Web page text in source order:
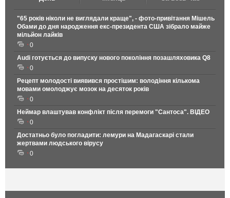
"65 років ніколи не виглядали краще", - фото-привітання Мішель
Обами до дня народження екс-президента США зібрало майже
мільйон лайків
0
Audi готується до випуску нового покоління позашляховика Q8
0
Рецепт молодості виявився простішим: володіння кількома
мовами омолоджує мозок на десяток років
0
Неймар влаштував конфлікт після перемоги "Сантоса". ВІДЕО
0
Достатньо було погладити: лемури на Мадагаскарі стали
жертвами людського вірусу
0